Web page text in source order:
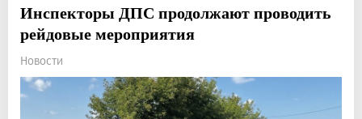
Инспекторы ДПС продолжают проводить
рейдовые мероприятия
Новости